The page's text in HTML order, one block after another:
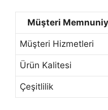
Müşteri
Müşteri Hizmetleri
Ürün Kalitesi
Çeşitlilik